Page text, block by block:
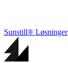
Sunstill® Løsninger